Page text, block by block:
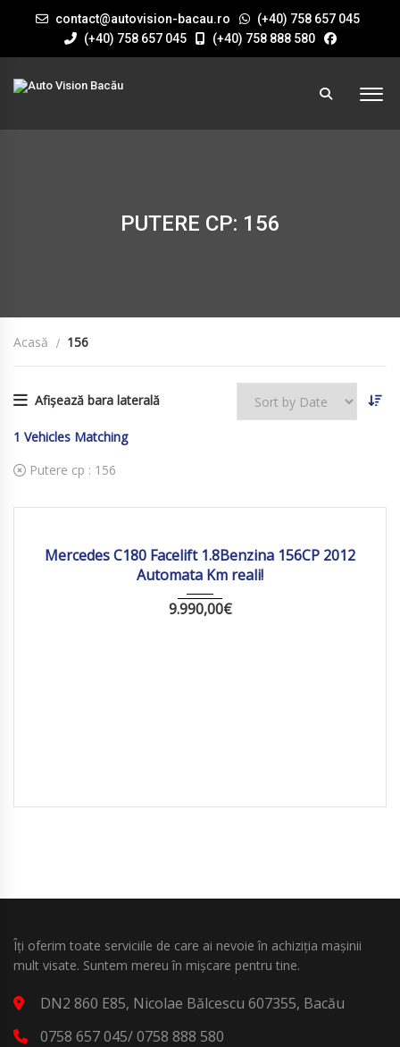
contact@autovision-bacau.ro
(+40) 758 657 045
(+40) 758 657 045
(+40) 758 888 580
PUTERE CP: 156
Acasă 156
Afișează bara laterală
1 Vehicles Matching
Putere cp : 156
Mercedes C180 Facelift 1.8Benzina 156CP 2012
Automata Km reali!
9.990,00€
Îți oferim toate serviciile de care ai nevoie în achiziția mașinii
mult visate. Suntem mereu în mișcare pentru tine.
DN2 860 E85, Nicolae Bălcescu 607355, Bacău
0758 657 045/ 0758 888 580